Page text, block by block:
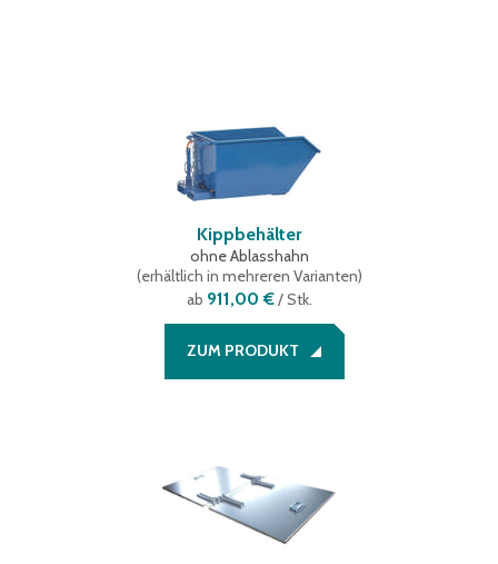
Kippbehälter
ohne Ablasshahn
(erhältlich in mehreren Varianten)
ab 911,00 €/ Stk.
ZUM PRODUKT